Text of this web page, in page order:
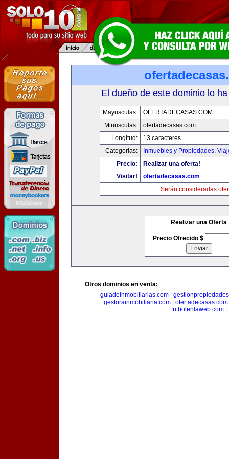
El dueño de este dominio lo
Mayusculas:
OFERTADECASAS.COM
Minusculas:
ofertadecasas.com
Longitud:
13 caracteres
Categorias:
Inmuebles y Propiedades,
Precio:
Realizar una oferta!
Visitar!
ofertadecasas.com
Serán consideradas
Realizar una Oferta
Precio Ofrecido $
Otros dominios en venta:
guiadeinmobiliarias.com|
gestorainmobiliaria.com| ofertadecasas.com
futbolenlaweb.com|